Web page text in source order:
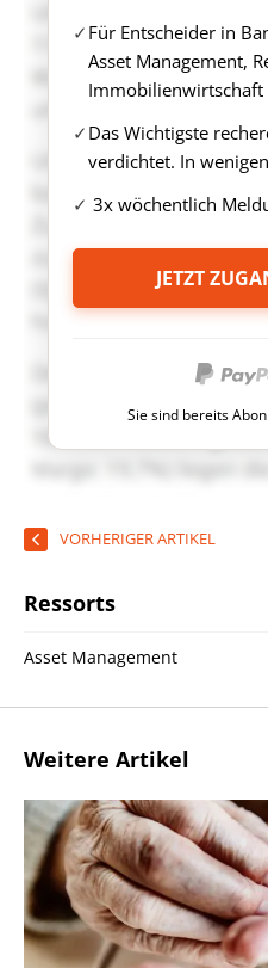
Für Entscheider in
Asset Management,
Immobilienwirtschaft
Das Wichtigste
verdichtet. In
3x wöchentlich
JETZT
Sie sind bereits
VORHERIGER ARTIKEL
Ressorts
Asset Management
Weitere Artikel